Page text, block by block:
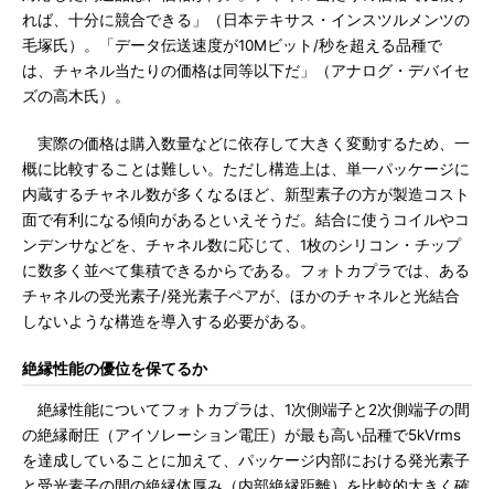
れば、十分に競合できる」（日本テキサス・インスツルメンツの
毛塚氏）。「データ伝送速度が10Mビット/秒を超える品種で
は、チャネル当たりの価格は同等以下だ」（アナログ・デバイセ
ズの高木氏）。
実際の価格は購入数量などに依存して大きく変動するため、一
概に比較することは難しい。ただし構造上は、単一パッケージに
内蔵するチャネル数が多くなるほど、新型素子の方が製造コスト
面で有利になる傾向があるといえそうだ。結合に使うコイルやコ
ンデンサなどを、チャネル数に応じて、1枚のシリコン・チップ
に数多く並べて集積できるからである。フォトカプラでは、ある
チャネルの受光素子/発光素子ペアが、ほかのチャネルと光結合
しないような構造を導入する必要がある。
絶縁性能の優位を保てるか
絶縁性能についてフォトカプラは、1次側端子と2次側端子の間
の絶縁耐圧（アイソレーション電圧）が最も高い品種で5kVrms
を達成していることに加えて、パッケージ内部における発光素子